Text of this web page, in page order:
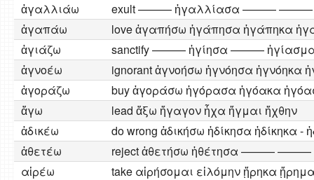
ἀγαλλιάω
exult ——— ἠγαλλίασα ——— ———
ἀγαπάω
love ἀγαπήσω ἠγάπησα ἠγάπηκα
ἀγιάζω
sanctify ——— ἡγίησα ———
ἀγνοέω
ignorant ἀγνοήσω ἠγνόησα ἠγνόηκα
ἀγοράζω
buy ἀγοράσω ἡγόρασα ἠγόακα
ἄγω
lead ἄξω ἤγαγον ἦχα ἤγμαι ἤχθην
ἀδικέω
do wrong ἀδικήσω ἠδίκησα ἠδίκηκα -
ἀθετέω
reject ἀθετήσω ἠθέτησα ———
αἱρέω
take αἱρήσομαι εἱλόμην ᾕρηκα